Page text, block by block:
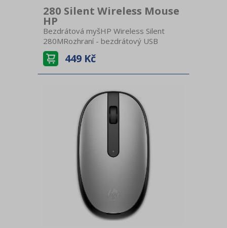
280 Silent Wireless Mouse
HP
Bezdrátová myšHP Wireless Silent
280MRozhraní - bezdrátový USB
přijímačSnímač pohybu - optický - Blue
LEDRozlišení senzoru - 1200 dpiSnížená
hlučnost tlačítek o 90%Baterie - 1x
449 Kč